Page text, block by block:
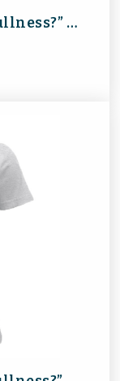
Herre “Har du prøvd Mindfullness?” FibroNorge